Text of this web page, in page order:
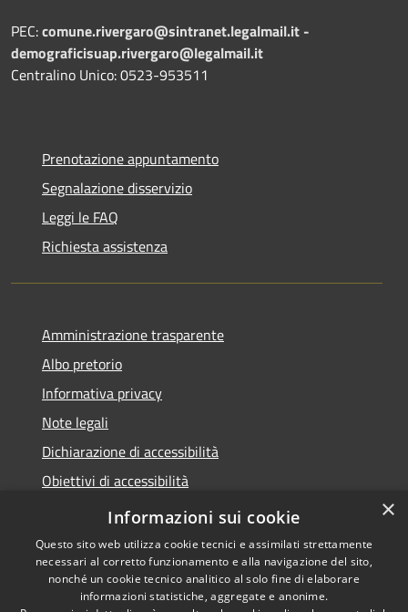
PEC:comune.rivergaro@sintranet.legalmail.it -
demograficisuap.rivergaro@legalmail.it
Centralino Unico: 0523-953511
Prenotazione appuntamento
Segnalazione disservizio
Leggi le FAQ
Richiesta assistenza
Amministrazione trasparente
Albo pretorio
Informativa privacy
Note legali
Dichiarazione di accessibilità
Obiettivi di accessibilità
Piano di miglioramento del sito
Copyright © 2022 -
×
Informazioni sui cookie
Questo sito web utilizza cookie tecnici e assimilati strettamente
necessari al corretto funzionamento e alla navigazione del sito,
nonché un cookie tecnico analitico al solo fine di elaborare
informazioni statistiche, aggregate e anonime.